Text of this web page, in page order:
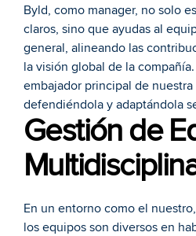
Byld, como manager, no solo
claros, sino que ayudas al
general, alineando las
la visión global de la
embajador principal de
defendiéndola y adaptándola
Gestión de
En un entorno como el
los equipos son diversos en